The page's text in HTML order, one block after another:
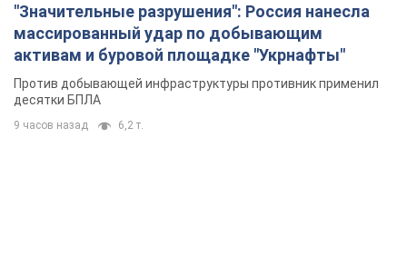
"Значительные разрушения": Россия нанесла
массированный удар по добывающим
активам и буровой площадке "Укрнафты"
Против добывающей инфраструктуры противник применил
десятки БПЛА
9 часов назад 6,2 т.